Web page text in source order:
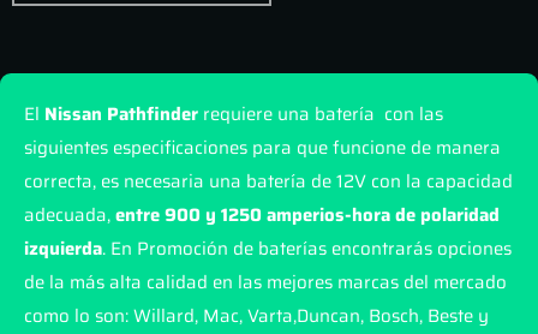
El Nissan Pathfinder requiere una batería con las
siguientes especificaciones para que funcione de manera
correcta, es necesaria una batería de 12V con la capacidad
adecuada,entre 900 y 1250 amperios-hora de polaridad
izquierda. En Promoción de baterías encontrarás opciones
de la más alta calidad en las mejores marcas del mercado
como lo son: Willard, Mac, Varta,Duncan, Bosch, Beste y